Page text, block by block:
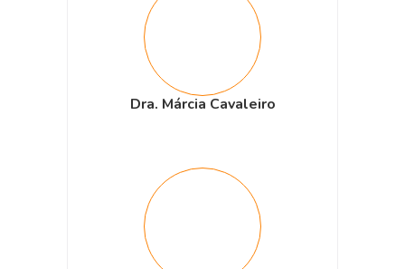
Dra. Márcia Cavaleiro